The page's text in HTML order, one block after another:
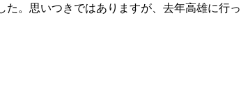
。思いつきではありますが、去年高雄に行